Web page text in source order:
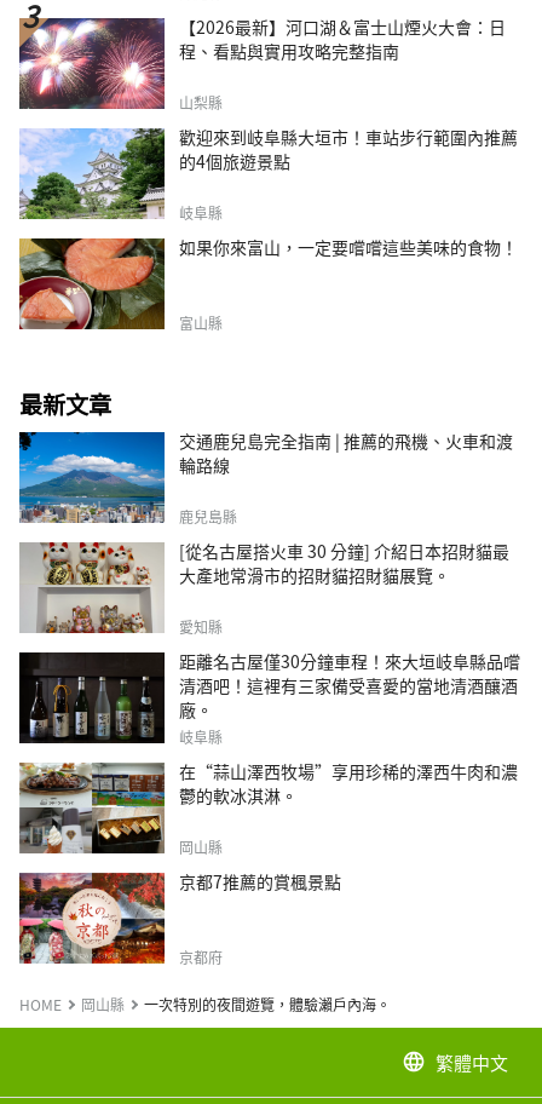
【2026最新】河口湖＆富士山煙火大會：日
程、看點與實用攻略完整指南
山梨縣
歡迎來到岐阜縣大垣市！車站步行範圍內推薦
的4個旅遊景點
岐阜縣
如果你來富山，一定要嚐嚐這些美味的食物！
富山縣
最新文章
交通鹿兒島完全指南 | 推薦的飛機、火車和渡
輪路線
鹿兒島縣
[從名古屋搭火車 30 分鐘] 介紹日本招財貓最
大產地常滑市的招財貓招財貓展覽。
愛知縣
距離名古屋僅30分鐘車程！來大垣岐阜縣品嚐
清酒吧！這裡有三家備受喜愛的當地清酒釀酒
廠。
岐阜縣
在“蒜山澤西牧場”享用珍稀的澤西牛肉和濃
鬱的軟冰淇淋。
岡山縣
京都7推薦的賞楓景點
京都府
HOME 岡山縣 一次特別的夜間遊覽，體驗瀨戶內海。
language 繁體中文